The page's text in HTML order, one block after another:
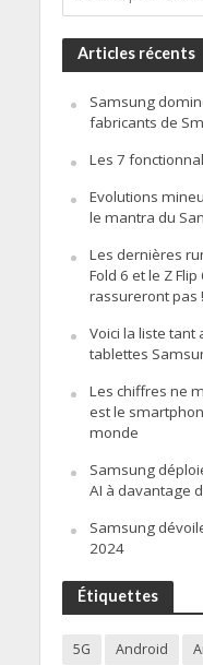
Articles récents
Samsung
fabricants de
Les 7
Evolutions
le mantra du
Les dernières
Fold 6 et le Z
rassureront pas !
Voici la liste
tablettes
Les chiffres ne
est le
monde
Samsung
AI à davantage
Samsung
2024
Étiquettes
5G Android